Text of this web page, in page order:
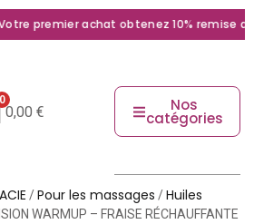
premier achat obtenez 10% remise
0
0,00 € Nos
catégories
/Pour les massages /Huiles
WARMUP – FRAISE RÉCHAUFFANTE